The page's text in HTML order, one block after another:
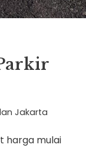
Jakarta
harga mulai